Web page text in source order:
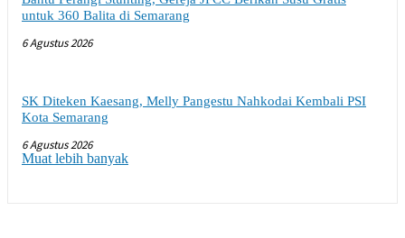
untuk 360 Balita di Semarang
6 Agustus 2026
SK Diteken Kaesang, Melly Pangestu Nahkodai Kembali PSI
Kota Semarang
6 Agustus 2026
Muat lebih banyak